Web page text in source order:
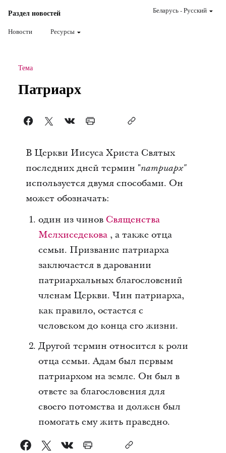
Раздел новостей
Новости Ресурсы
Беларусь-Pусский
Тема
Патриарх
В Церкви Иисуса Христа Святых
последних дней термин "патриарх"
используется двумя способами. Он
может обозначать:
один из чинов Священства
Мелхиседекова, а также отца
семьи. Призвание патриарха
заключается в даровании
патриархальных благословений
членам Церкви. Чин патриарха,
как правило, остается с
человеком до конца его жизни.
Другой термин относится к роли
отца семьи. Адам был первым
патриархом на земле. Он был в
ответе за благословения для
своего потомства и должен был
помогать ему жить праведно.